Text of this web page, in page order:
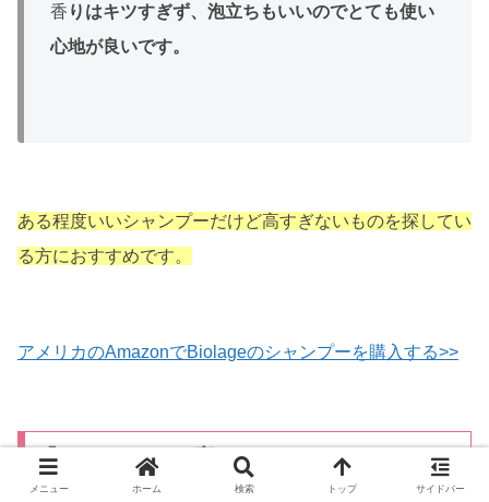
香 りはキツすぎず、泡立ちもいいのでとても使い
心地が良いです。
ある程度いいシャンプーだけど高すぎないものを探してい
る方におすすめです。
アメリカのAmazonでBiolageのシャンプーを購入する>>
「いいにおい」と褒められるアメリカのシャン
プー│甘～い香りが24時間香る！
メニュー ホーム 検索 トップ サイドバー